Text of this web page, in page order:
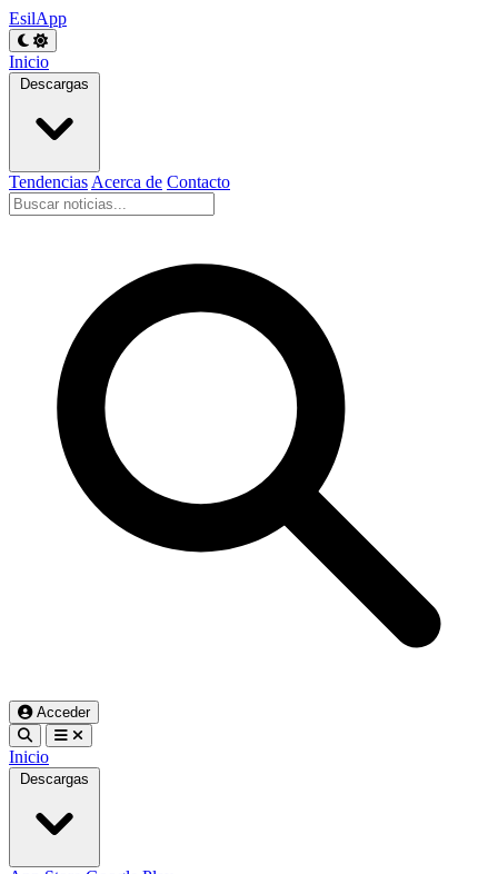
EsilApp
Inicio
Descargas
Tendencias Acerca de Contacto
Acceder
Inicio
Descargas